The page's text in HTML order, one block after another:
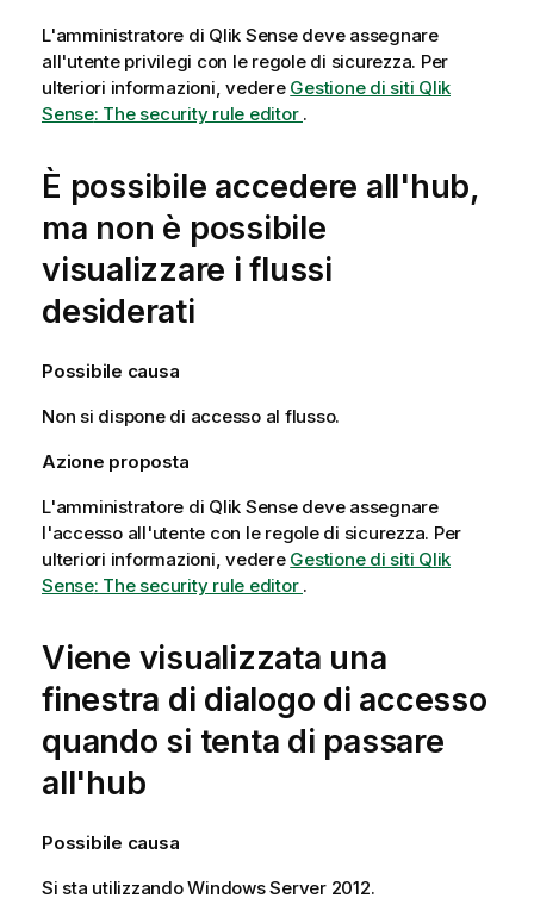
L'amministratore di Qlik Sensedeve assegnare
all'utente privilegi con le regole di sicurezza. Per
ulteriori informazioni, vedere Gestione di siti Qlik
Sense: The security rule editor .
È possibile accedere all'hub,
ma non è possibile
visualizzare i flussi
desiderati
Possibile causa
Non si dispone di accesso al flusso.
Azione proposta
L'amministratore di Qlik Sensedeve assegnare
l'accesso all'utente con le regole di sicurezza. Per
ulteriori informazioni, vedere Gestione di siti Qlik
Sense: The security rule editor .
Viene visualizzata una
finestra di dialogo di accesso
quando si tenta di passare
all'hub
Possibile causa
Si sta utilizzandoWindows Server 2012.